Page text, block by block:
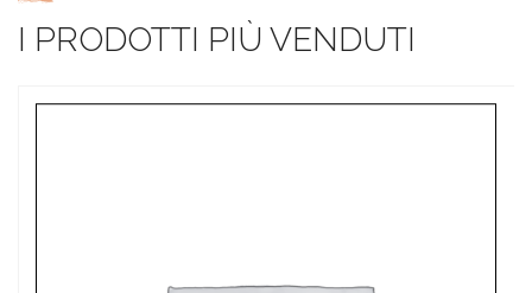
I PRODOTTI PIÙ VENDUTI